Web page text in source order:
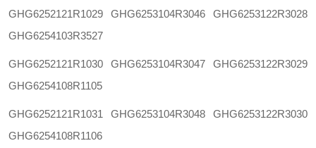
GHG6252121R1029 GHG6253104R3046
GHG6253122R3028
GHG6254103R3527
GHG6252121R1030 GHG6253104R3047
GHG6253122R3029
GHG6254108R1105
GHG6252121R1031 GHG6253104R3048
GHG6253122R3030
GHG6254108R1106